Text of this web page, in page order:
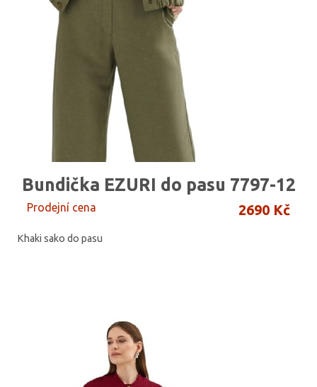
Bundička EZURI do pasu 7797-12
Prodejní cena 2690 Kč
Khaki sako do pasu